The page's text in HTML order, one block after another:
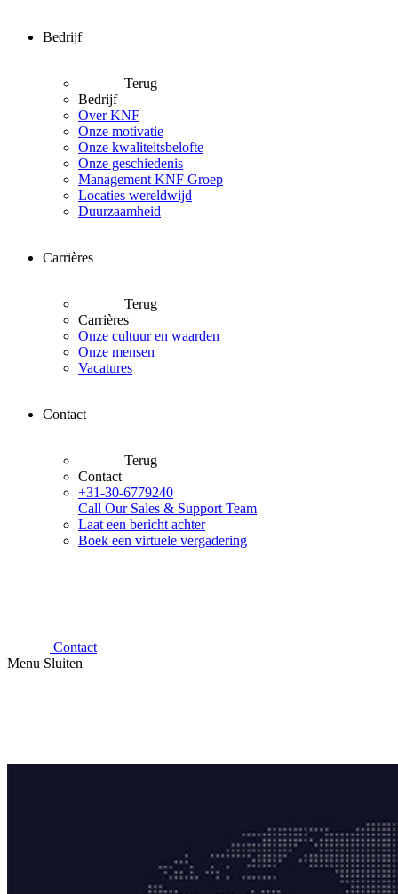
Bedrijf
Terug
Bedrijf
Over KNF
Onze motivatie
Onze kwaliteitsbelofte
Onze geschiedenis
Management KNF Groep
Locaties wereldwijd
Duurzaamheid
Carrières
Terug
Carrières
Onze cultuur en waarden
Onze mensen
Vacatures
Contact
Terug
Contact
+31-30-6779240
Call Our Sales & Support Team
Laat een bericht achter
Boek een virtuele vergadering
Contact
Menu Sluiten